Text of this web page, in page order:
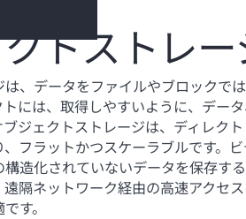
トは空です
検索、構成、注文できます。
今すぐ購入
トストレ
、データをファイルやブロックで
には、取得しやすいように、デー
ジェクトストレージは、ディレク
フラットかつスケーラブルです。
造化されていないデータを保存す
隔ネットワーク経由の高速アクセ
す。